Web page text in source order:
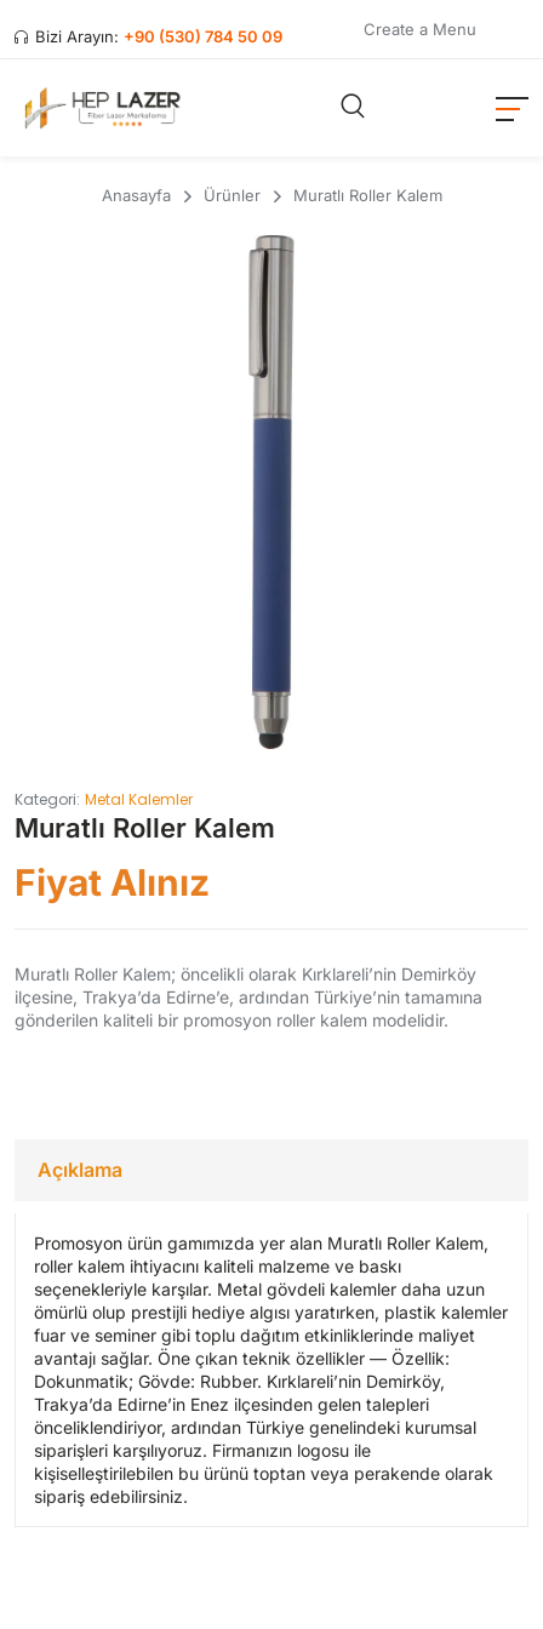
Bizi Arayın: +90 (530) 784 50 09 Create a Menu
Anasayfa Ürünler Muratlı Roller Kalem
Kategori: Metal Kalemler
Muratlı Roller Kalem
Fiyat Alınız
Muratlı Roller Kalem; öncelikli olarak Kırklareli’nin Demirköy
ilçesine, Trakya’da Edirne’e, ardından Türkiye’nin tamamına
gönderilen kaliteli bir promosyon roller kalem modelidir.
Açıklama
Promosyon ürün gamımızda yer alan Muratlı Roller Kalem,
roller kalem ihtiyacını kaliteli malzeme ve baskı
seçenekleriyle karşılar. Metal gövdeli kalemler daha uzun
ömürlü olup prestijli hediye algısı yaratırken, plastik kalemler
fuar ve seminer gibi toplu dağıtım etkinliklerinde maliyet
avantajı sağlar. Öne çıkan teknik özellikler — Özellik:
Dokunmatik; Gövde: Rubber. Kırklareli’nin Demirköy,
Trakya’da Edirne’in Enez ilçesinden gelen talepleri
önceliklendiriyor, ardından Türkiye genelindeki kurumsal
siparişleri karşılıyoruz. Firmanızın logosu ile
kişiselleştirilebilen bu ürünü toptan veya perakende olarak
sipariş edebilirsiniz.